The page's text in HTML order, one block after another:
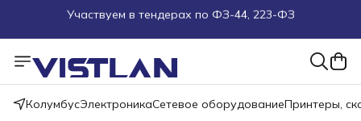
Пуско-наладочные работы
Пришлите запрос на e-mail или в чат
КолумбусЭлектроникаСетевое оборудованиеПринтеры,